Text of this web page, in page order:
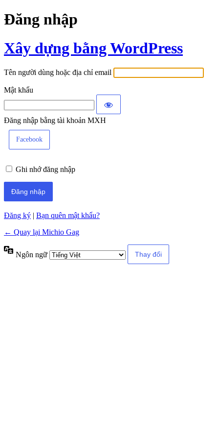
Đăng nhập
Xây dựng bằng WordPress
Tên người dùng hoặc địa chỉ email
Mật khẩu
Đăng nhập bằng tài khoản MXH
Facebook
Ghi nhớ đăng nhập
Đăng ký | Bạn quên mật khẩu?
← Quay lại Michio Gag
Ngôn ngữ